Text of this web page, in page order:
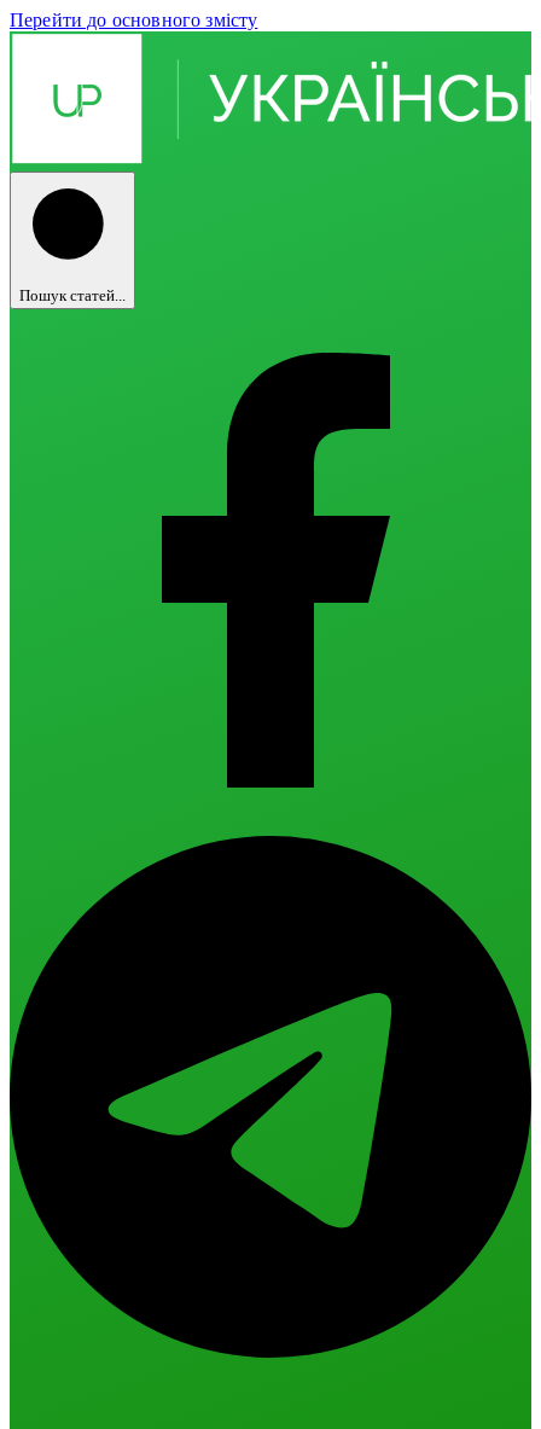
Перейти до основного змісту
Пошук статей...